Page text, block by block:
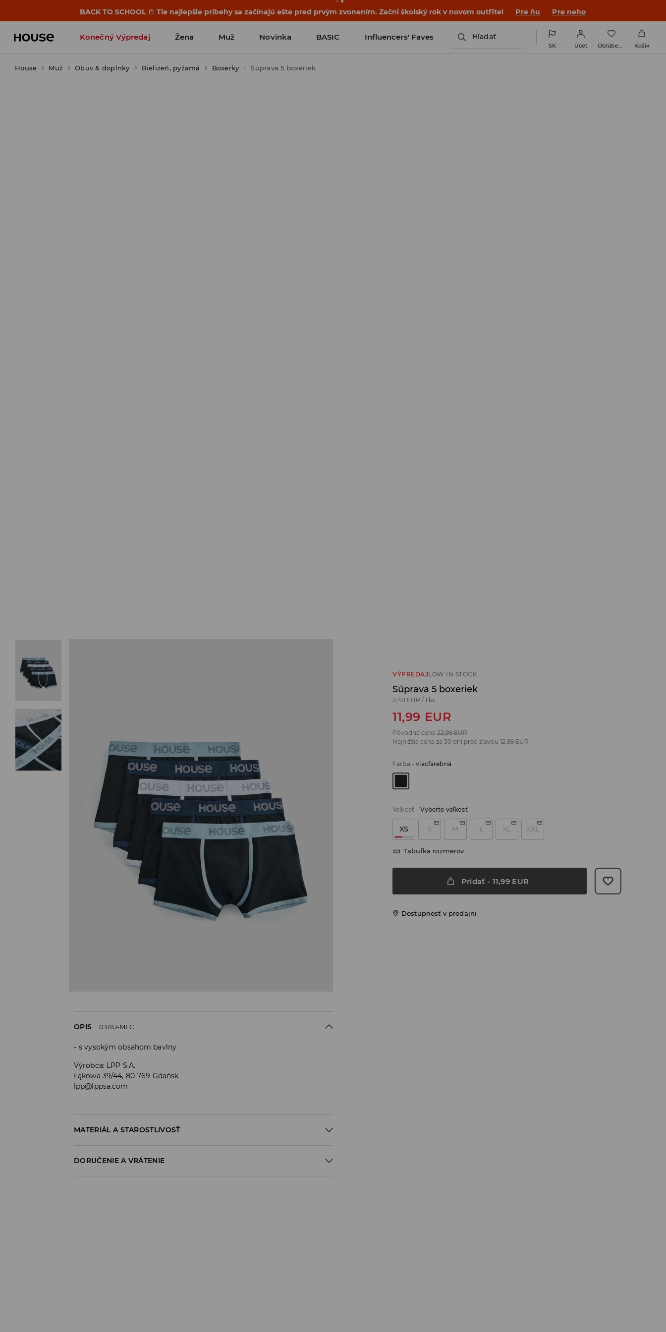
BACK TO SCHOOL 📒 Tie najlepšie príbehy sa začínajú ešte pred prvým zvonením. Začni školský rok v novom outfite! Pre ňu Pre neho
Konečný Výpredaj Žena Muž Novinka BASIC Influencers' Faves Hľadať
SK Účet Obľúbené Košík
House Muž Obuv & doplnky Bielizeň, pyžamá Boxerky Súprava 5 boxeriek
VÝPREDAJLOW IN STOCK
Súprava 5 boxeriek
2,40 EUR / 1 ks
11,99 EUR
Pôvodná cena 22,99 EUR
Najnižšia cena za 30 dní pred zľavou 12,99 EUR
Farba -viacfarebná
Veľkosť - Vyberte veľkosť
XS S M L XL XXL
Tabuľka rozmerov
Pridať - 11,99 EUR
Dostupnosť v predajni
OPIS 031IU-MLC
s vysokým obsahom bavlny
Výrobca: LPP S.A.
Łąkowa 39/44, 80-769 Gdańsk
lpp@lppsa.com
MATERIÁL A STAROSTLIVOSŤ
DORUČENIE A VRÁTENIE